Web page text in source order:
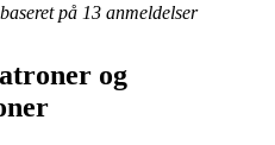
på 13 anmeldelser
og